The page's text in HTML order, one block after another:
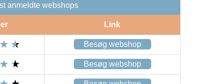
anmeldte webshops
Link
Besøg webshop
Besøg webshop